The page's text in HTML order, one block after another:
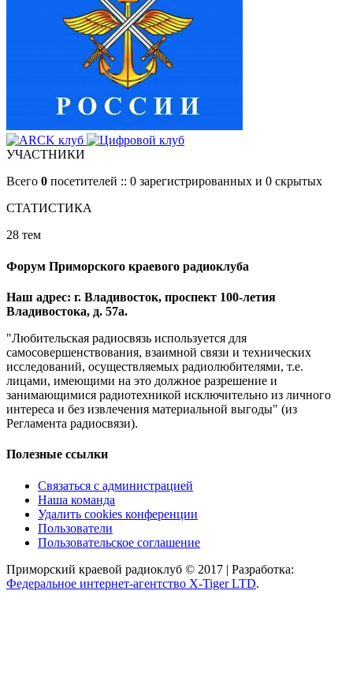
УЧАСТНИКИ
Всего 0 посетителей :: 0 зарегистрированных и 0 скрытых
СТАТИСТИКА
28 тем
Форум Приморского краевого радиоклуба
Наш адрес: г. Владивосток, проспект 100-летия
Владивостока, д. 57а.
"Любительская радиосвязь используется для
самосовершенствования, взаимной связи и технических
исследований, осуществляемых радиолюбителями, т.е.
лицами, имеющими на это должное разрешение и
занимающимися радиотехникой исключительно из личного
интереса и без извлечения материальной выгоды" (из
Регламента радиосвязи).
Полезные ссылки
Связаться с администрацией
Наша команда
Удалить cookies конференции
Пользователи
Пользовательское соглашение
Приморский краевой радиоклуб © 2017 | Разработка:
Федеральное интернет-агентство X-Tiger LTD.